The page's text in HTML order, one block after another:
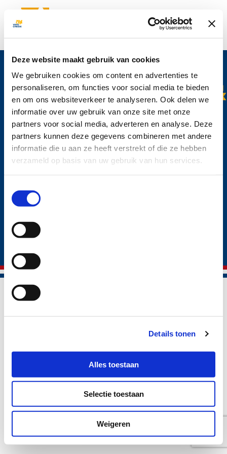
Deze website maakt gebruik van cookies
We gebruiken cookies om content en advertenties te
personaliseren, om functies voor social media te bieden
en om ons websiteverkeer te analyseren. Ook delen we
informatie over uw gebruik van onze site met onze
partners voor social media, adverteren en analyse. Deze
partners kunnen deze gegevens combineren met andere
informatie die u aan ze heeft verstrekt of die ze hebben
verzameld op basis van uw gebruik van hun services.
Details tonen
Alles toestaan
Selectie toestaan
Weigeren
Möchten Sie über unsere Produkte und die neuesten Entwicklungen bei
Vepo Cheese auf dem Laufenden bleiben? Dann melden Sie sich jetzt
für den Newsletter ‘Vepo News‘ an.
Vepo Cheese N.V.
Beneluxweg 1
2411 NG Bodegraven
Die Niederlande
info@vepocheese.com